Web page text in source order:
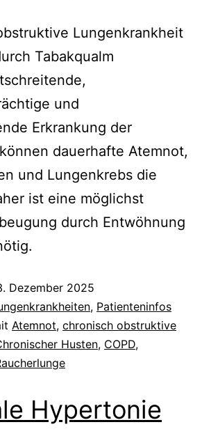
Lungenkrankheit
Tabakqualm
und
Erkrankung der
dauerhafte Atemnot,
und Lungenkrebs die
ist eine möglichst
durch Entwöhnung
Dezember 2025
, Patienteninfos
Atemnot, chronisch obstruktive
Husten, COPD,
Hypertonie